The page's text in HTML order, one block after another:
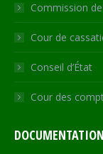
Commission
Cour de
Conseil d’État
Cour des
DOCUMENTATION